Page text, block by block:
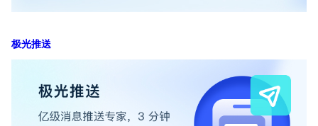
极光推送